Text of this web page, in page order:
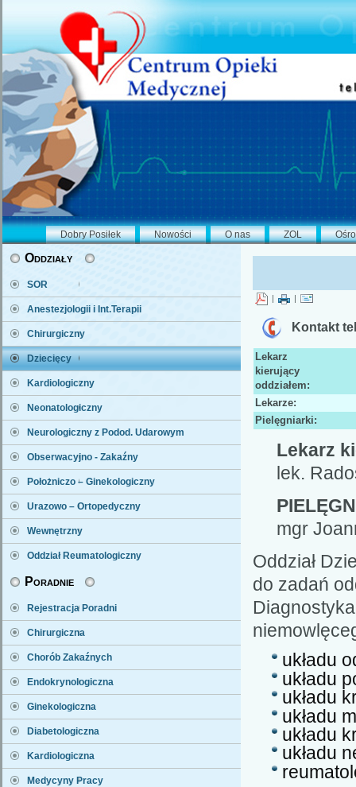
Dobry Posiłek Nowości O nas ZOL
Oddziały
SOR
Anestezjologii i Int.Terapii
Chirurgiczny
Dziecięcy
Kardiologiczny
Neonatologiczny
Neurologiczny z Podod. Udarowym
Obserwacyjno - Zakaźny
Położniczo – Ginekologiczny
Urazowo – Ortopedyczny
Wewnętrzny
Oddział Reumatologiczny
Poradnie
Rejestracja Poradni
Chirurgiczna
Chorób Zakaźnych
Endokrynologiczna
Ginekologiczna
Diabetologiczna
Kardiologiczna
Medycyny Pracy
Kontakt
Lekarz
kierujący
oddziałem:
Lekarze:
Pielęgniarki:
Lekarz
lek.
mgr
Oddział
do zadań
układu
układu
układu
układu
układu
układu